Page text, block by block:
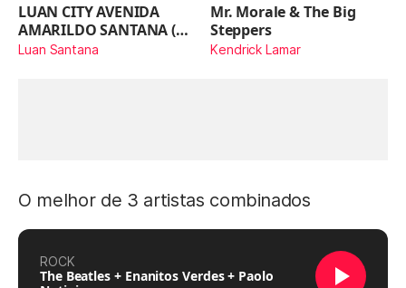
LUAN CITY AVENIDA
AMARILDO SANTANA (Ao
Vivo)
Luan Santana
Mr. Morale & The Big
Steppers
Kendrick Lamar
O melhor de 3 artistas combinados
ROCK
The Beatles + Enanitos Verdes + Paolo